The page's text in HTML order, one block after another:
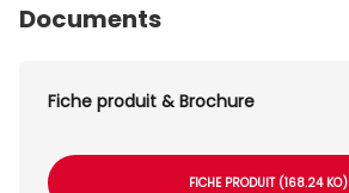
Documents
Fiche produit & Brochure
FICHE PRODUIT (168.24 KO)